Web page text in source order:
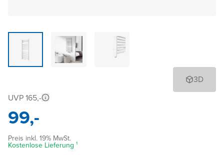
3D
UVP 165,-
99,-
Preis inkl. 19% MwSt.
Kostenlose Lieferung ¹